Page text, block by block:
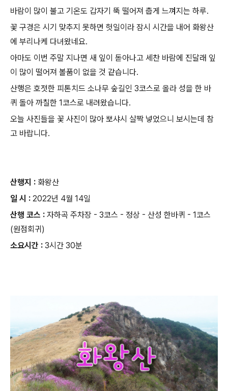
바람이 많이 불고 기온도 갑자기 뚝 떨어져 춥게 느껴지는 하루.
꽃 구경은 시기 맞추지 못하면 헛일이라 잠시 시간을 내어 화왕산
에 부리나케 다녀왔네요.
아마도 이번 주말 지나면 새 잎이 돋아나고 세찬 바람에 진달래 잎
이 많이 떨어져 볼품이 없을 것 같습니다.
산행은 호젓한 피톤치드 소나무 숲길인 3코스로 올라 성을 한 바
퀴 돌아 까칠한 1코스로 내려왔습니다.
오늘 사진들을 꽃 사진이 많아 뽀샤시 살짝 넣었으니 보시는데 참
고 바랍니다.
산행지 : 화왕산
일 시 : 2022년 4월 14일
산행 코스 : 자하곡 주차장 - 3코스 - 정상 - 산성 한바퀴 - 1코스
(원점회귀)
소요시간 : 3시간 30분